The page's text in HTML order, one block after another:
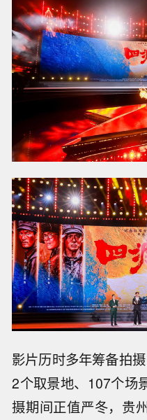
影片历时多年筹备拍
2个取景地、107个场
摄期间正值严冬，贵